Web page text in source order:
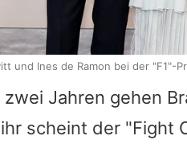
Jahren gehen
scheint der "Fight
und Ines de Ramon bei der "F1"-